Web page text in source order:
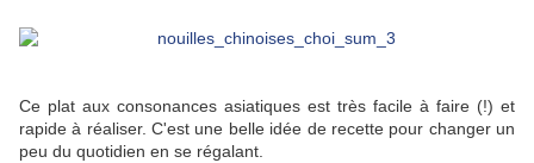
Ce plat aux consonances asiatiques est très facile à faire (!) et
rapide à réaliser. C'est une belle idée de recette pour changer un
peu du quotidien en se régalant.